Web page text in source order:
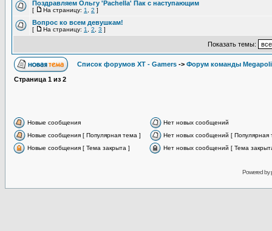
Поздравляем Ольгу 'Pachella' Пак с наступающим
[ На страницу: 1 2 ]
Вопрос ко всем девушкам!
[ На страницу: 1 2 3 ]
Показать темы:
Список форумов XT - Gamers -> Форум команды
Страница 1 из 2
Новые сообщения
Нет новых сообщений
Новые сообщения [ Популярная тема ]
Нет новых сообщений [ Популярная
Новые сообщения [ Тема закрыта ]
Нет новых сообщений [ Тема
Powered by